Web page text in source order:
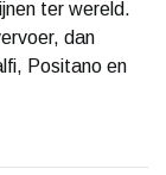
ter wereld.
dan
Positano en